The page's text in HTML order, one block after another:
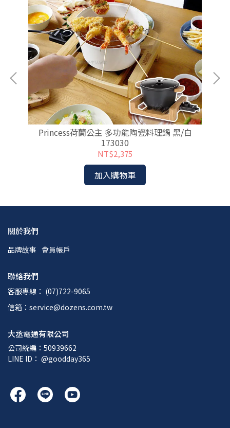
Princess荷蘭公主 多功能陶瓷料理鍋 黑/白
173030
NT$2,375
加入購物車
關於我們
品牌故事 會員帳戶
聯絡我們
客服專線： (07)722-9065
信箱：service@dozens.com.tw
大丞電通有限公司
公司統編：50939662
LINE ID： @goodday365